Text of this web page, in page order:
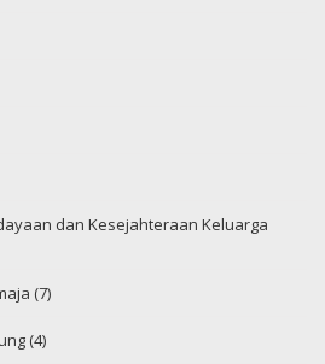
dan Kesejahteraan Keluarga
(7)
(4)